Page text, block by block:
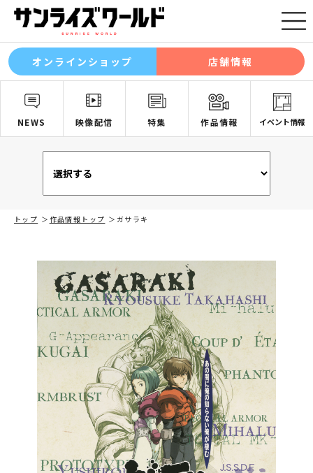
オンラインショップ 店舗情報
NEWS 映像配信 特集 作品情報 イベント情報
トップ 作品情報トップ ガサラキ